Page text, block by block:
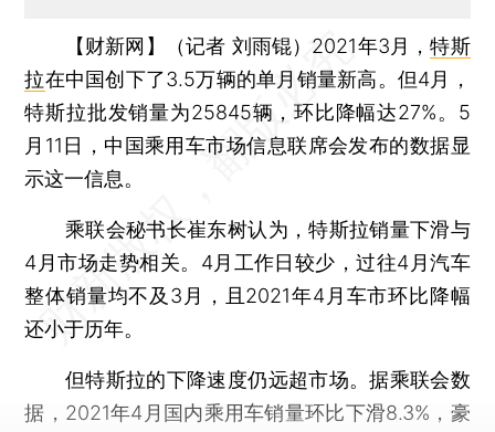
【财新网】（记者 刘雨锟） 2021年3月，特斯
拉在中国创下了3.5万辆的单月销量新高。但4月，
特斯拉批发销量为25845辆，环比降幅达27%。5
月11日，中国乘用车市场信息联席会发布的数据显
示这一信息。
乘联会秘书长崔东树认为，特斯拉销量下滑与
4月市场走势相关。4月工作日较少，过往4月汽车
整体销量均不及3月，且2021年4月车市环比降幅
还小于历年。
但特斯拉的下降速度仍远超市场。据乘联会数
据，2021年4月国内乘用车销量环比下滑8.3%，豪